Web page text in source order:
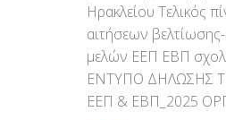
Ηρακλείου Τελικός
αιτήσεων
μελών ΕΕΠ ΕΒΠ
ΕΝΤΥΠΟ ΔΗΛΩΣΗΣ
ΕΕΠ & ΕΒΠ_2025